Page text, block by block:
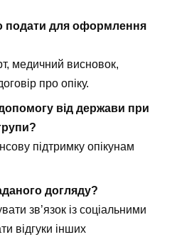
подати для оформлення
медичний висновок,
про опіку.
від держави при
підтримку опікунам
догляду?
зв’язок із соціальними
відгуки інших